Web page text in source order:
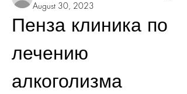
August 30, 2023
Пенза клиника по
лечению
алкоголизма